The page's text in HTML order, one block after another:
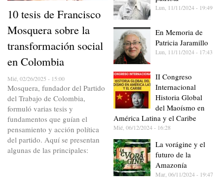
10 tesis de Francisco
Mosquera sobre la
transformación social
en Colombia
Mié, 02/26/2025 - 15:00
Mosquera, fundador del Partido
del Trabajo de Colombia,
formuló varias tesis y
fundamentos que guían el
pensamiento y acción política
del partido. Aquí se presentan
algunas de las principales:
Lun, 11/11/2024 - 19:49
En Memoria de
Patricia Jaramillo
Lun, 11/11/2024 - 17:43
II Congreso
Internacional
Historia Global
del Maoísmo en
América Latina y el Caribe
Mié, 06/12/2024 - 16:28
La vorágine y el
futuro de la
Amazonía
Mar, 06/11/2024 - 19:47